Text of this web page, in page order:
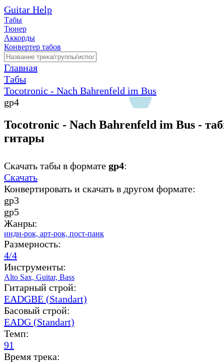
Guitar Help
Табы
Тюнер
Аккорды
Конвертер табов
Главная
Табы
Tocotronic - Nach Bahrenfeld im Bus
gp4
Tocotronic - Nach Bahrenfeld im Bus -
гитары
Скачать табы в формате gp4:
Скачать
Конвертировать и скачать в другом формате:
gp3
gp5
Жанры:
инди-рок, арт-рок, пост-панк
Размерность:
4/4
Инструменты:
Alto Sax, Guitar, Bass
Гитарный строй:
EADGBE (Standart)
Басовый строй:
EADG (Standart)
Темп:
91
Время трека: